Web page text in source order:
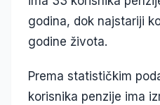
godina, dok najstariji
godine života.
Prema statističkim
korisnika penzije ima